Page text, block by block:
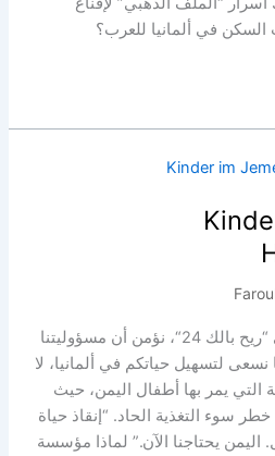
السكن في ألمانيا للعرب؟
أطفال اليمن: صرخة أمل في “ريح بالك 24“، نؤمن أن مسؤوليتنا
نسعى لتسهيل حياتكم في ألمانيا، لا
التي يمر بها أطفال اليمن، حيث
طفل خطر سوء التغذية الحاد. “إنقاذ حياة
يحتاجنا الآن.” لماذا مؤسسة